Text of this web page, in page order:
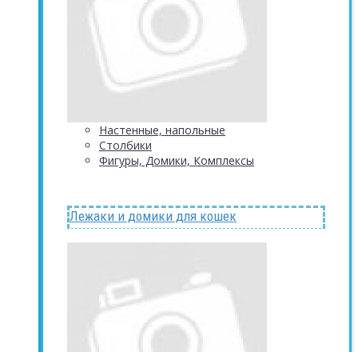
Настенные, напольные
Столбики
Фигуры, Домики, Комплексы
Лежаки и домики для кошек